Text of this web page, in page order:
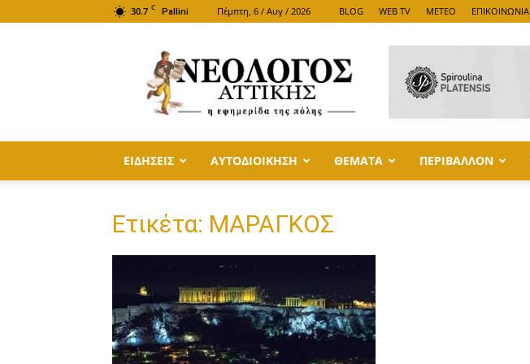
30.7 C Pallini Πέμπτη, 6 / Αυγ / 2026 BLOG WEB TV METEO ΕΠΙΚΟΙΝΩΝΙΑ
ΑΤΤΙΚΗΣ
ΕΙΔΗΣΕΙΣ ΑΥΤΟΔΙΟΙΚΗΣΗ ΘΕΜΑΤΑ ΠΕΡΙΒΑΛΛΟΝ
Ετικέτα: ΜΑΡΑΓΚΟΣ